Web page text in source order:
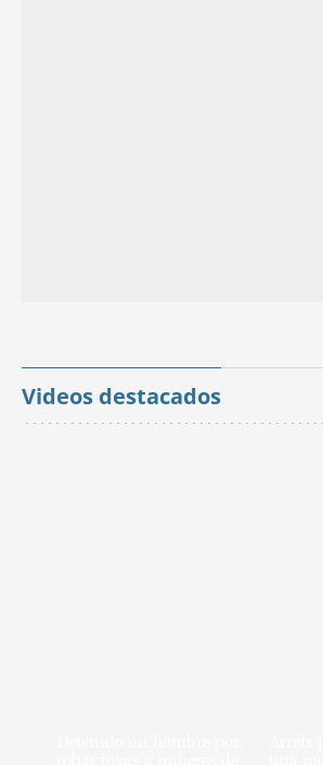
Videos destacados